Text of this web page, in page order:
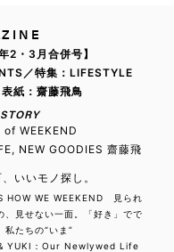
2・3月合併号】
／特集：LIFESTYLE
紙：齋藤飛鳥
of WEEKEND
NEW GOODIES 齋藤飛
いいモノ探し。
HOW WE WEEKEND 見られ
、見せない一面。「好き」でで
私たちの“いま”
YUKI：Our Newlywed Life